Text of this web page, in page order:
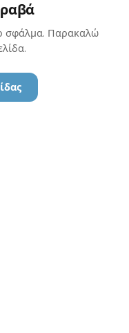
σφάλμα. Παρακαλώ